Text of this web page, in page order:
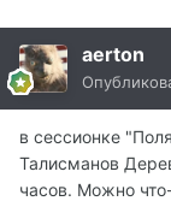
aerton
в сессионке
Талисманов
часов. Можно